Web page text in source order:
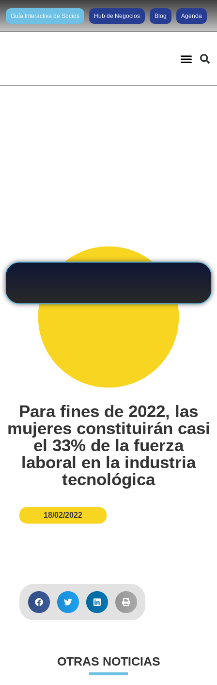
Guía Interactiva de Socios Hub de Negocios Blog Agenda
Para fines de 2022, las
mujeres constituirán casi
el 33% de la fuerza
laboral en la industria
tecnológica
18/02/2022
OTRAS NOTICIAS